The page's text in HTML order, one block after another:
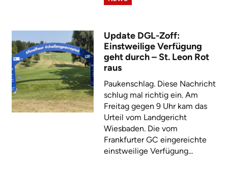
Update DGL-Zoff:
Einstweilige Verfügung
geht durch – St. Leon Rot
raus
Paukenschlag. Diese Nachricht
schlug mal richtig ein. Am
Freitag gegen 9 Uhr kam das
Urteil vom Landgericht
Wiesbaden. Die vom
Frankfurter GC eingereichte
einstweilige Verfügung...